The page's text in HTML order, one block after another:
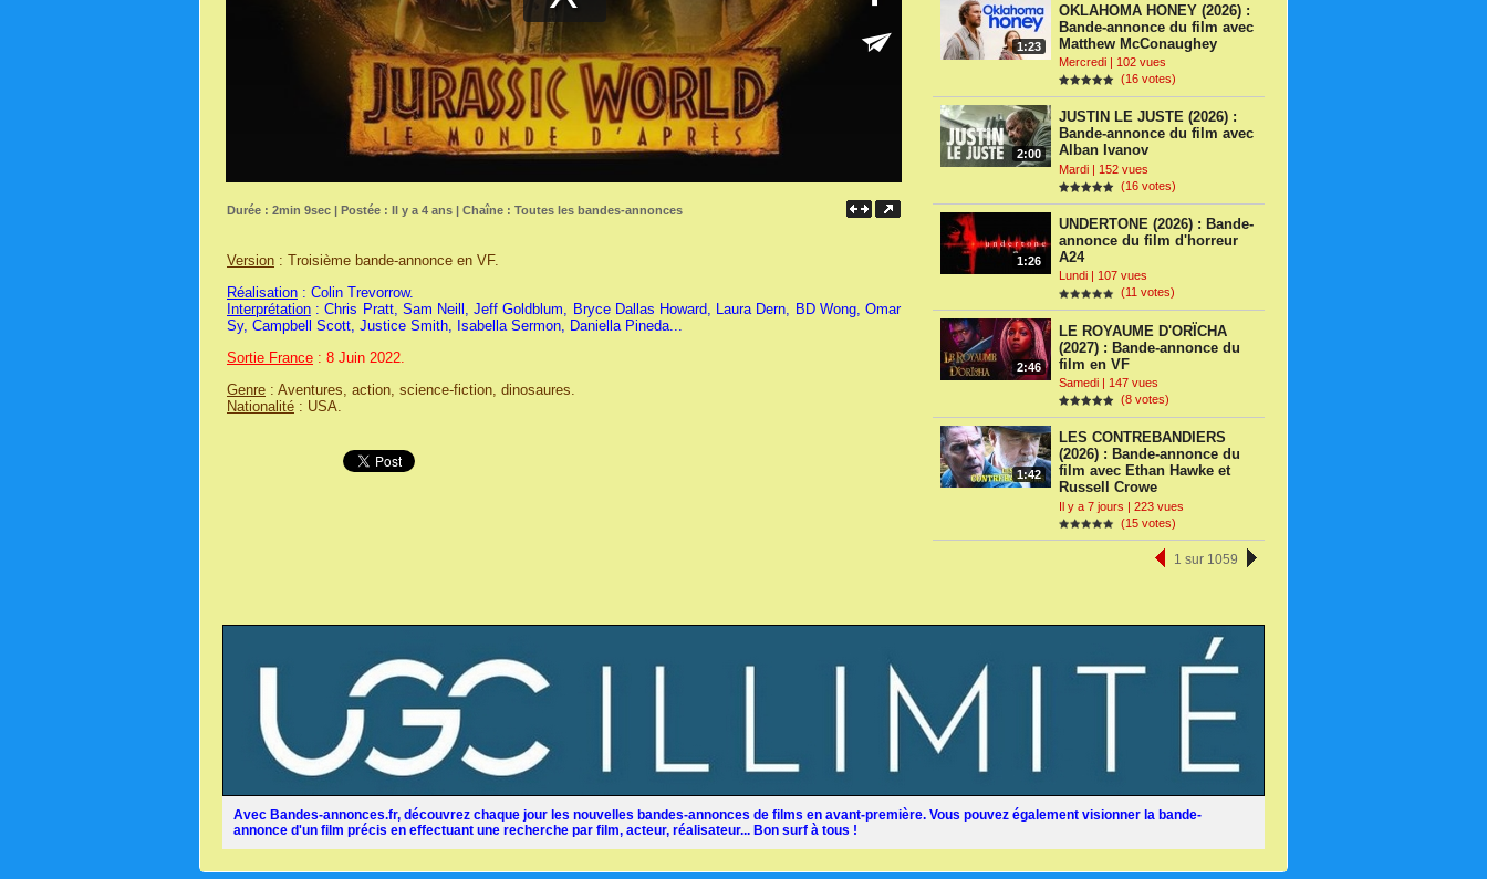
1:23
OKLAHOMA HONEY (2026) :
Bande-annonce du film avec
Matthew McConaughey
Mercredi | 102 vues
(16 votes)
2:00
JUSTIN LE JUSTE (2026) :
Bande-annonce du film avec
Alban Ivanov
Mardi | 152 vues
(16 votes)
1:26
UNDERTONE (2026) : Bande-
annonce du film d'horreur
A24
Lundi | 107 vues
(11 votes)
2:46
LE ROYAUME D'ORÏCHA
(2027) : Bande-annonce du
film en VF
Samedi | 147 vues
(8 votes)
1:42
LES CONTREBANDIERS
(2026) : Bande-annonce du
film avec Ethan Hawke et
Russell Crowe
Il y a 7 jours | 223 vues
(15 votes)
1 sur 1059
Durée : 2min 9sec | Postée : Il y a 4 ans | Chaîne : Toutes les bandes-annonces
Version : Troisième bande-annonce en VF.
Réalisation : Colin Trevorrow.
Interprétation : Chris Pratt, Sam Neill, Jeff Goldblum, Bryce Dallas Howard, Laura Dern, BD Wong, Omar
Sy, Campbell Scott, Justice Smith, Isabella Sermon, Daniella Pineda...
Sortie France : 8 Juin 2022.
Genre : Aventures, action, science-fiction, dinosaures.
Nationalité : USA.
Avec Bandes-annonces.fr, découvrez chaque jour les nouvelles bandes-annonces de films en avant-première. Vous pouvez également visionner la bande-
annonce d'un film précis en effectuant une recherche par film, acteur, réalisateur... Bon surf à tous !